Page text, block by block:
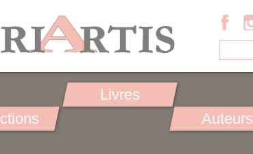
Livres
Auteurs